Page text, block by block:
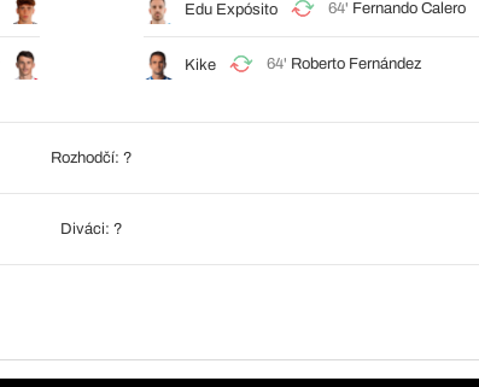
Edu Expósito 64' Fernando Calero
Kike 64' Roberto Fernández
Rozhodčí: ?
Diváci: ?